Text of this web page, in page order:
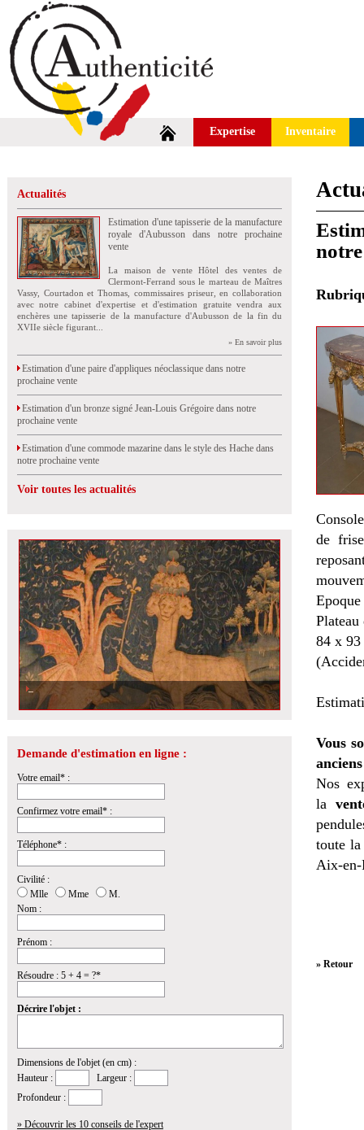
Expertise Inventaire
Actualités
Estimation d'une tapisserie de la manufacture
royale d'Aubusson dans notre prochaine
vente
La maison de vente Hôtel des ventes de
Clermont-Ferrand sous le marteau de Maîtres
Vassy, Courtadon et Thomas, commissaires priseur, en collaboration
avec notre cabinet d'expertise et d'estimation gratuite vendra aux
enchères une tapisserie de la manufacture d'Aubusson de la fin du
XVIIe siècle figurant...
» En savoir plus
Estimation d'une paire d'appliques néoclassique dans notre
prochaine vente
Estimation d'un bronze signé Jean-Louis Grégoire dans notre
prochaine vente
Estimation d'une commode mazarine dans le style des Hache dans
notre prochaine vente
Voir toutes les actualités
Demande d'estimation en ligne :
Votre email* :
Confirmez votre email* :
Téléphone* :
Civilité :
Mlle
Mme
M.
Nom :
Prénom :
Résoudre : 5 + 4 = ?*
Décrire l'objet :
Dimensions de l'objet (en cm) :
Hauteur :
Largeur :
Profondeur :
» Découvrir les 10 conseils de l'expert
de
Plateau
84 x
Vous
Nos
la
toute
Aix-en-
» Retour